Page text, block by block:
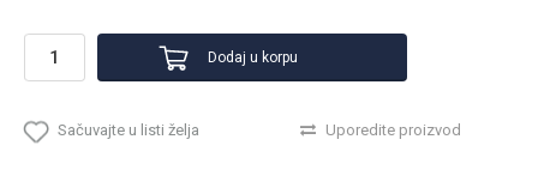
Dodaj u korpu
Sačuvajte u listi želja Uporedite proizvod